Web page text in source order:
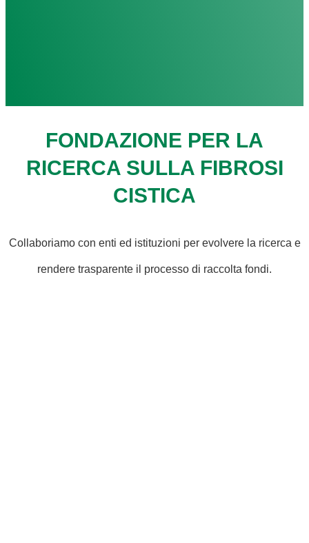
FONDAZIONE PER LA
RICERCA SULLA FIBROSI
CISTICA
Collaboriamo con enti ed istituzioni per evolvere la ricerca e
rendere trasparente il processo di raccolta fondi.